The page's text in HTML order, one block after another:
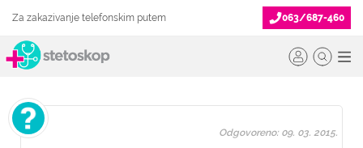
Za zakazivanje telefonskim putem 063/687-460
Odgovoreno: 09. 03. 2015.